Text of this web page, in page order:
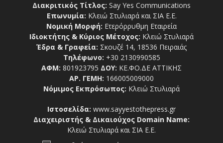
Διακριτικός Τίτλος: Say Yes Communications
Επωνυμία: Κλειώ Στυλιαρά και ΣΙΑ Ε.Ε.
Νομική Μορφή: Ετερόρρυθμη Εταιρεία
Ιδιοκτήτης & Κύριος Μέτοχος: Κλειώ Στυλιαρά
Έδρα & Γραφεία: Σκουζέ 14, 18536 Πειραιάς
Τηλέφωνο: +30 2130990585
ΑΦΜ: 801923795 ΔΟΥ: ΚΕ.ΦΟ.ΔΕ ΑΤΤΙΚΗΣ
ΑΡ. ΓΕΜΗ: 166005009000
Νόμιμος Εκπρόσωπος: Κλειώ Στυλιαρά
Ιστοσελίδα: www.sayyestothepress.gr
Διαχειριστής & Δικαιούχος Domain Name:
Κλειώ Στυλιαρά και ΣΙΑ Ε.Ε.